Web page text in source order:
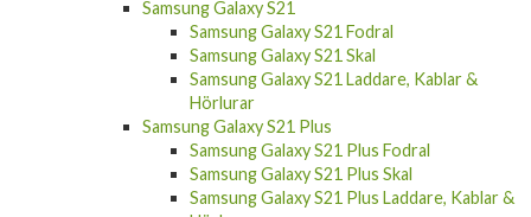
Samsung Galaxy S21
Samsung Galaxy S21 Fodral
Samsung Galaxy S21 Skal
Samsung Galaxy S21 Laddare, Kablar &
Hörlurar
Samsung Galaxy S21 Plus
Samsung Galaxy S21 Plus Fodral
Samsung Galaxy S21 Plus Skal
Samsung Galaxy S21 Plus Laddare, Kablar &